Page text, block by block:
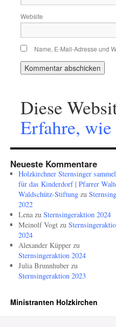
Website
Name, E-Mail-Adresse und
Diese
Erfahre, wie
Neueste Kommentare
Holzkirchner Sternsinger
für das Kinderdorf | Pfarrer
Waldschütz-Stiftungzu
2022
Lenazu Sternsingeraktion 2024
Meinolf Vogtzu
2024
Alexander Küpperzu
Sternsingeraktion 2024
Julia Brunnhuberzu
Sternsingeraktion 2023
Ministranten Holzkirchen